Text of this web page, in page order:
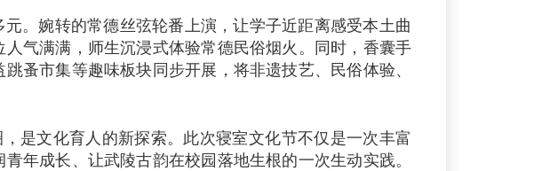
。婉转的常德丝弦轮番上演，让学子近距离感受本土曲
气满满，师生沉浸式体验常德民俗烟火。同时，香囊手
蚤市集等趣味板块同步开展，将非遗技艺、民俗体验、
是文化育人的新探索。此次寝室文化节不仅是一次丰富
年成长、让武陵古韵在校园落地生根的一次生动实践。